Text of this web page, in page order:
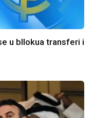
u bllokua transferi i